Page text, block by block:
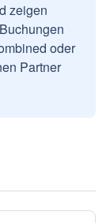
zeigen
oder
Partner